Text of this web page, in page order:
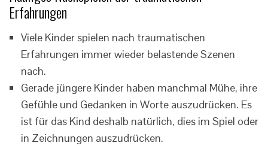
Erfahrungen
Viele Kinder spielen nach traumatischen
Erfahrungen immer wieder belastende Szenen
nach.
Gerade jüngere Kinder haben manchmal Mühe, ihre
Gefühle und Gedanken in Worte auszudrücken. Es
ist für das Kind deshalb natürlich, dies im Spiel oder
in Zeichnungen auszudrücken.